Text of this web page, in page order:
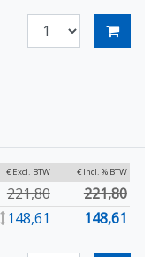
€ Excl. BTW € Incl. % BTW
221,80 221,80
148,61 148,61